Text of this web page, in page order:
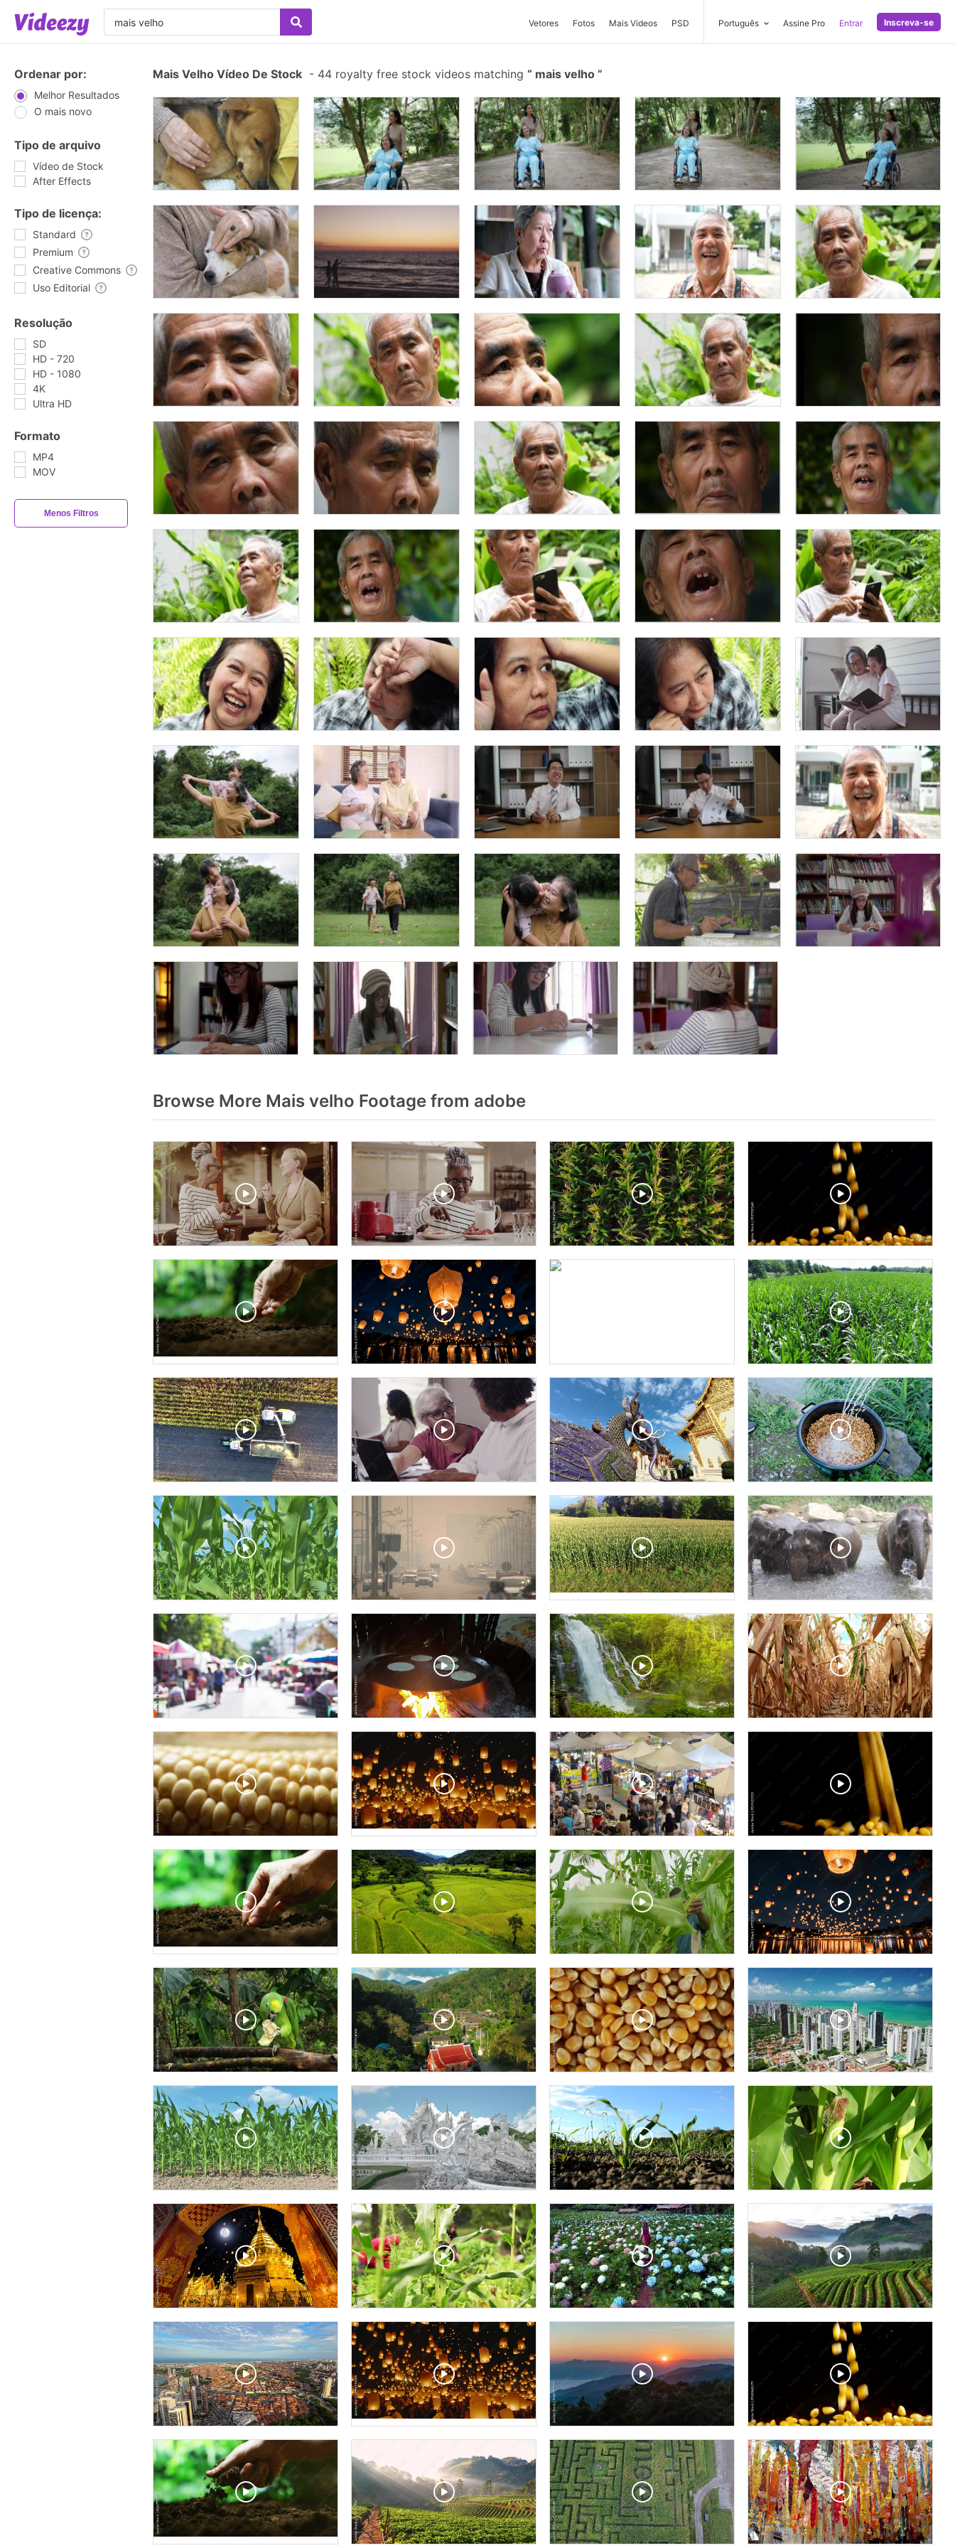
Vetores Fotos Mais Videos PSD Português Assine Pro Entrar Inscreva-se
Ordenar por:
Melhor Resultados
O mais novo
Tipo de arquivo
Vídeo de Stock
After Effects
Tipo de licença:
Standard
Premium
Creative Commons
Uso Editorial
Resolução
SD
HD - 720
HD - 1080
4K
Ultra HD
Formato
MP4
MOV
Menos Filtros
Mais Velho Vídeo De Stock - 44 royalty free stock videos matching mais velho
Browse More Mais velho Footage from adobe